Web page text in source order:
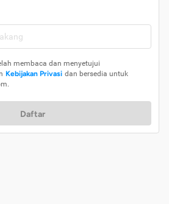
membaca dan menyetujui
Kebijakan Privasi dan bersedia untuk
Daftar